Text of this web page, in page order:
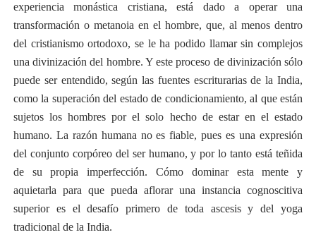
experiencia monástica cristiana, está dado a operar una
transformación o metanoia en el hombre, que, al menos dentro
del cristianismo ortodoxo, se le ha podido llamar sin complejos
una divinización del hombre. Y este proceso de divinización sólo
puede ser entendido, según las fuentes escriturarias de la India,
como la superación del estado de condicionamiento, al que están
sujetos los hombres por el solo hecho de estar en el estado
humano. La razón humana no es fiable, pues es una expresión
del conjunto corpóreo del ser humano, y por lo tanto está teñida
de su propia imperfección. Cómo dominar esta mente y
aquietarla para que pueda aflorar una instancia cognoscitiva
superior es el desafío primero de toda ascesis y del yoga
tradicional de la India.